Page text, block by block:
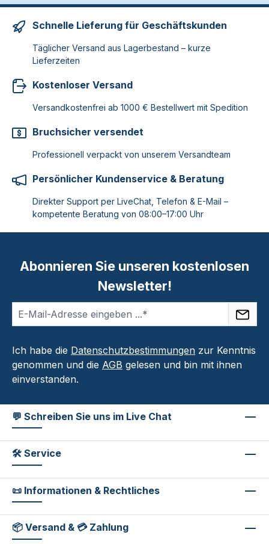
Schnelle Lieferung für Geschäftskunden
Täglicher Versand aus Lagerbestand – kurze
Lieferzeiten
Kostenloser Versand
Versandkostenfrei ab 1000 € Bestellwert mit Spedition
Bruchsicher versendet
Professionell verpackt von unserem Versandteam
Persönlicher Kundenservice & Beratung
Direkter Support per LiveChat, Telefon & E-Mail –
kompetente Beratung von 08:00–17:00 Uhr
Abonnieren Sie unseren kostenlosen
Newsletter!
Ich habe die Datenschutzbestimmungen zur Kenntnis
genommen und die AGB gelesen und bin mit ihnen
einverstanden.
💬 Schreiben Sie uns im Live Chat
🛠 Service
📜 Informationen & Rechtliches
📦 Versand & 💳 Zahlung